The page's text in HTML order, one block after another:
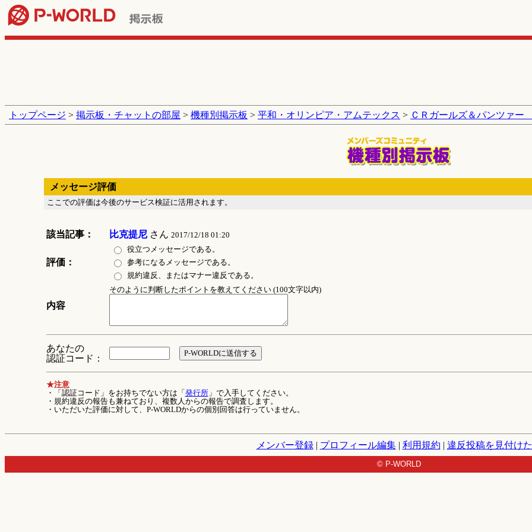
トップページ > 掲示板・チャットの部屋 > 機種別掲示板 > 平和・オリンピア・アムテックス > ＣＲガールズ＆パンツァ
メッセージ評価
ここでの評価は今後のサービス検証に活用されます。
該当記事： 比克提尼さん 2017/12/18 01:20
評価：
役立つメッセージである。
参考になるメッセージである。
規約違反、またはマナー違反である。
内容
そのように判断したポイントを教えてください (100文字以内)
あなたの
認証コード：
★注意
・「認証コード」をお持ちでない方は「 発行所」で入手してください。
・規約違反の報告も兼ねており、複数人からの報告で調査します。
・いただいた評価に対して、P-WORLDからの個別回答は行っていません。
メンバー登録| プロフィール編集| 利用規約 | 違反投稿を見付け
© P-WORLD